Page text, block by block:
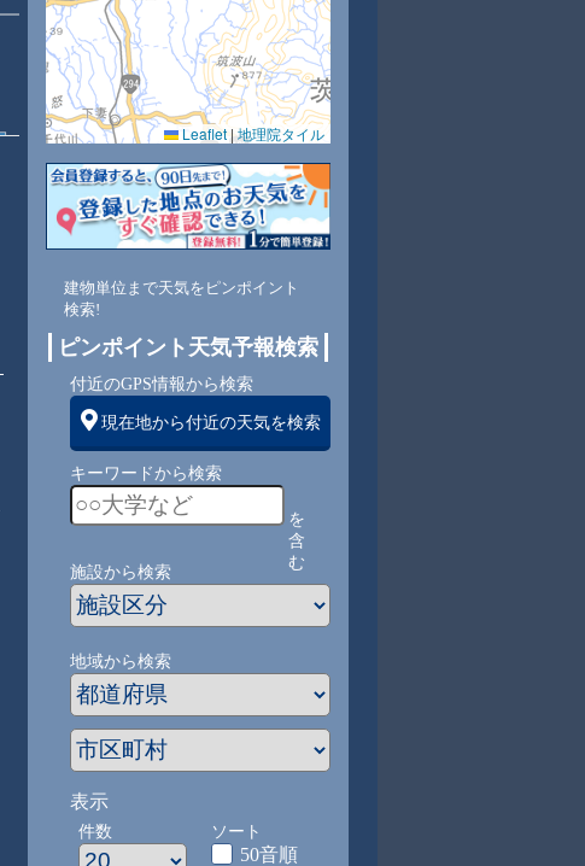
71 64 56 54
北西 北西 北西
4 5 5 5
Leaflet|地理院タイル
建物単位まで天気をピンポイント
検索!
ピンポイント天気予報検索
付近のGPS情報から検索
現在地から付近の天気を検索
キーワードから検索
を
含
む
施設から検索
地域から検索
表示
件数 ソート
50音順